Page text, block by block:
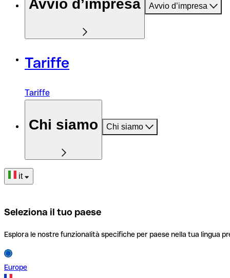
Avvio d’impresa Avvio d’impresa
Tariffe
Tariffe
Chi siamo Chi siamo
it
Seleziona il tuo paese
Esplora le nostre funzionalità specifiche per paese nella tua lingua
Europe